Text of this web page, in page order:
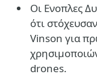
Οι Ενοπλες
ότι
Vinson για
drones.